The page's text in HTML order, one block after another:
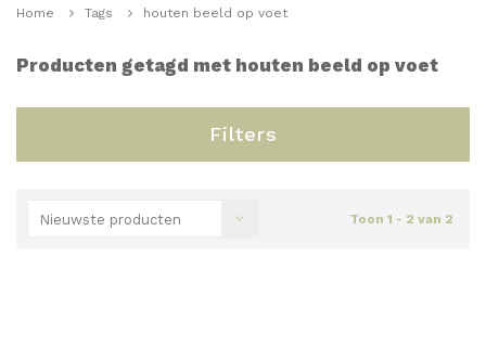
Home Tags houten beeld op voet
Producten getagd met houten beeld op voet
Filters
Nieuwste producten Toon 1 - 2 van 2